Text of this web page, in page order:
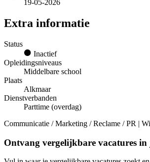
19-05-2026
Extra informatie
Status
Inactief
Opleidingsniveaus
Middelbare school
Plaats
Alkmaar
Dienstverbanden
Parttime (overdag)
Communicatie / Marketing / Reclame / PR |
Ontvang vergelijkbare vacatures in